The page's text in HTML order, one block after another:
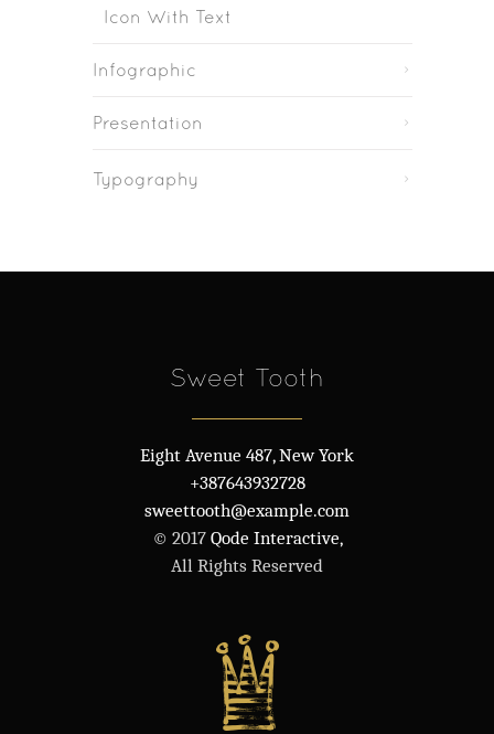
Icon With Text
Infographic
Presentation
Typography
Sweet Tooth
Eight Avenue 487, New York
+387643932728
sweettooth@example.com
© 2017Qode Interactive,
All Rights Reserved